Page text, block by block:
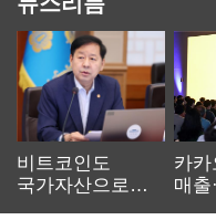
비트코인도
국가자산으로…'
카카
매출